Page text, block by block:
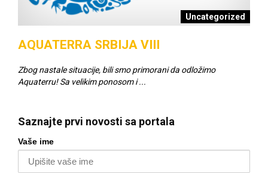
Uncategorized
AQUATERRA SRBIJA VIII
Zbog nastale situacije, bili smo primorani da odložimo
Aquaterru! Sa velikim ponosom i ...
Saznajte prvi novosti sa portala
Vaše ime